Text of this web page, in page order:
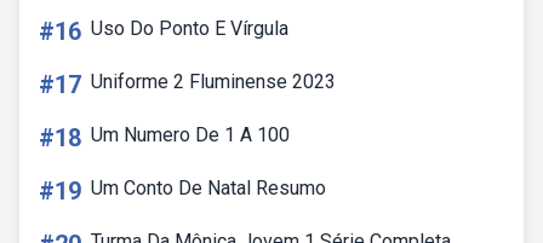
#16 Uso Do Ponto E Vírgula
#17 Uniforme 2 Fluminense 2023
#18 Um Numero De 1 A 100
#19 Um Conto De Natal Resumo